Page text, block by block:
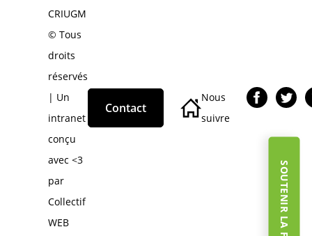
CRIUGM
© Tous
droits
réservés
| Un
intranet
conçu
avec <3
par
Collectif
WEB
Contact
Nous
suivre